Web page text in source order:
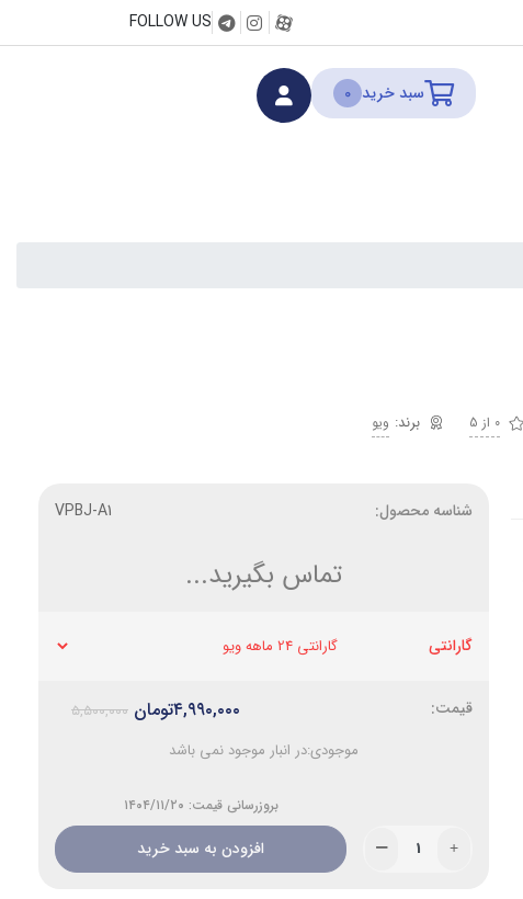
FOLLOW US
سبد خرید 0
0 از 5 ویو
شناسه محصول: VPBJ-A1
تماس بگیرید...
گارانتی
۵,۵۰۰,۰۰۰ تومان۴,۹۹۰,۰۰۰
موجودی:در انبار موجود نمی باشد
بروزرسانی قیمت: ۱۴۰۴/۱۱/۲۰
افزودن به سبد خرید